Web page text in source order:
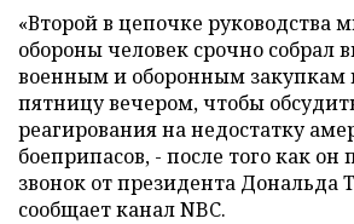
«Второй в цепочке руководства
обороны человек срочно собрал
военным и оборонным закупкам
пятницу вечером, чтобы
реагирования на недостатку
боеприпасов, - после того как
звонок от президента Дональда
сообщает канал NBC.